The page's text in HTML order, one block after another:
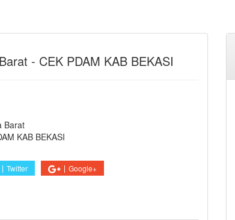
- CEK PDAM KAB BEKASI
Barat
KAB BEKASI
Twitter Google+